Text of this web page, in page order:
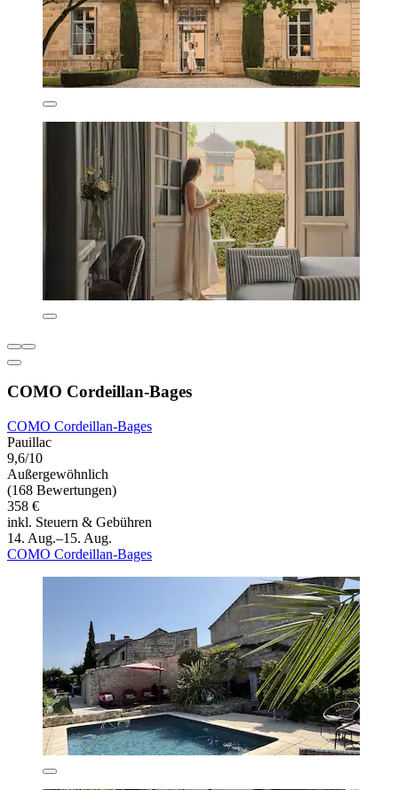
COMO Cordeillan‑Bages
COMO Cordeillan‑Bages
Pauillac
9,6/10
Außergewöhnlich
(168 Bewertungen)
358 €
inkl. Steuern & Gebühren
14. Aug.–15. Aug.
COMO Cordeillan‑Bages